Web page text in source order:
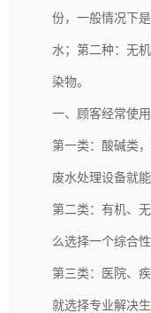
份，一般情况下
水；第二种：无
染物。
一、顾客经常使
第一类：酸碱类
废水处理设备就
第二类：有机、
么选择一个综合
第三类：医院、
就选择专业解决